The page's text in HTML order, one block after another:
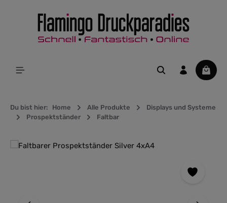
springen
Du bist hier: Home Alle Produkte
Displays und Systeme
Prospektständer
Faltbar
Bildergalerie überspringen